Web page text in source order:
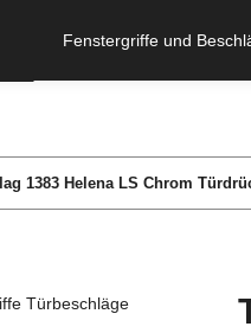
Fenstergriffe und
1383 Helena LS Chrom